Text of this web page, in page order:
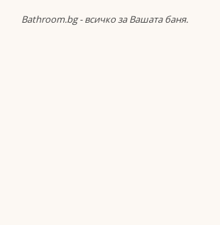
Bathroom.bg - всичко за Вашата баня.